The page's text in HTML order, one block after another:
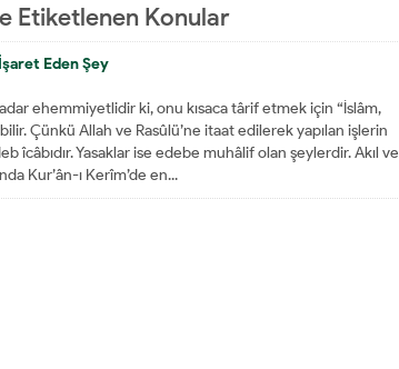
Etiketlenen Konular
Eden Şey
ehemmiyetlidir ki, onu kısaca târif etmek için “İslâm,
Çünkü Allah ve Rasûlü’ne itaat edilerek yapılan işlerin
îcâbıdır. Yasaklar ise edebe muhâlif olan şeylerdir. Akıl ve
Kur’ân-ı Kerîm’de en...